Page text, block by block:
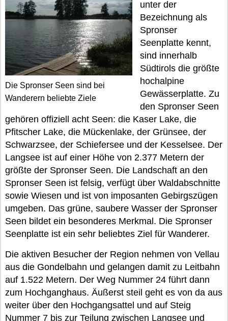
Die Spronser Seen sind bei
Wanderern beliebte Ziele
unter der
Bezeichnung als
Spronser
Seenplatte kennt,
sind innerhalb
Südtirols die größte
hochalpine
Gewässerplatte. Zu
den Spronser Seen
gehören offiziell acht Seen: die Kaser Lake, die
Pfitscher Lake, die Mückenlake, der Grünsee, der
Schwarzsee, der Schiefersee und der Kesselsee. Der
Langsee ist auf einer Höhe von 2.377 Metern der
größte der Spronser Seen. Die Landschaft an den
Spronser Seen ist felsig, verfügt über Waldabschnitte
sowie Wiesen und ist von imposanten Gebirgszügen
umgeben. Das grüne, saubere Wasser der Spronser
Seen bildet ein besonderes Merkmal. Die Spronser
Seenplatte ist ein sehr beliebtes Ziel für Wanderer.
Die aktiven Besucher der Region nehmen von Vellau
aus die Gondelbahn und gelangen damit zu Leitbahn
auf 1.522 Metern. Der Weg Nummer 24 führt dann
zum Hochganghaus. Äußerst steil geht es von da aus
weiter über den Hochgangsattel und auf Steig
Nummer 7 bis zur Teilung zwischen Langsee und